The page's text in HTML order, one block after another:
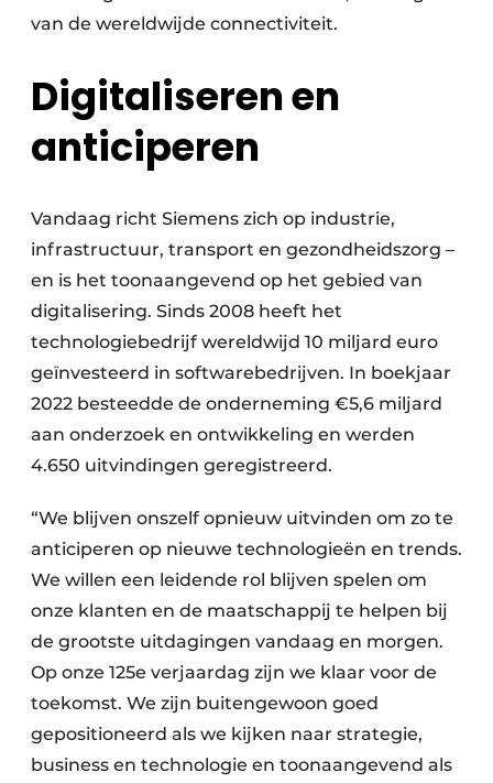
van de wereldwijde connectiviteit.
Digitaliseren en
anticiperen
Vandaag richt Siemens zich op industrie,
infrastructuur, transport en gezondheidszorg –
en is het toonaangevend op het gebied van
digitalisering. Sinds 2008 heeft het
technologiebedrijf wereldwijd 10 miljard euro
geïnvesteerd in softwarebedrijven. In boekjaar
2022 besteedde de onderneming €5,6 miljard
aan onderzoek en ontwikkeling en werden
4.650 uitvindingen geregistreerd.
“We blijven onszelf opnieuw uitvinden om zo te
anticiperen op nieuwe technologieën en trends.
We willen een leidende rol blijven spelen om
onze klanten en de maatschappij te helpen bij
de grootste uitdagingen vandaag en morgen.
Op onze 125e verjaardag zijn we klaar voor de
toekomst. We zijn buitengewoon goed
gepositioneerd als we kijken naar strategie,
business en technologie en toonaangevend als